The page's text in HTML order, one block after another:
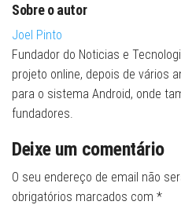
Sobre o autor
Joel Pinto
Fundador do Noticias e
projeto online, depois de vários
para o sistema Android, onde
fundadores.
Deixe um comentário
O seu endereço de email não
obrigatórios marcados com *